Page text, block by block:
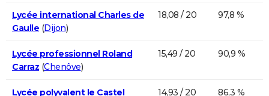
Lycée international Charles de
Gaulle (Dijon)
18,08 / 20 97,8 %
Lycée professionnel Roland
Carraz (Chenôve)
15,49 / 20 90,9 %
Lycée polyvalent le Castel
14,93 / 20 86,3 %